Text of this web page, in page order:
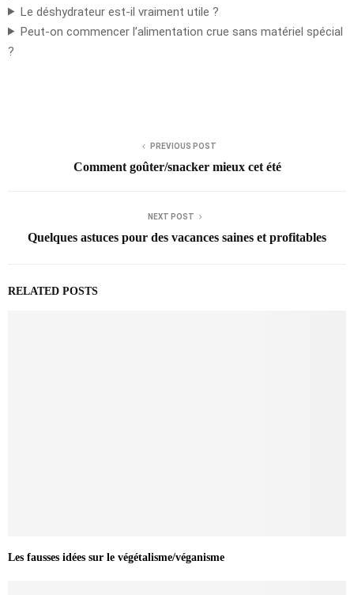
Le déshydrateur est-il vraiment utile ?
Peut-on commencer l’alimentation crue sans matériel spécial
?
PREVIOUS POST
Comment goûter/snacker mieux cet été
NEXT POST
Quelques astuces pour des vacances saines et profitables
RELATED POSTS
Les fausses idées sur le végétalisme/véganisme